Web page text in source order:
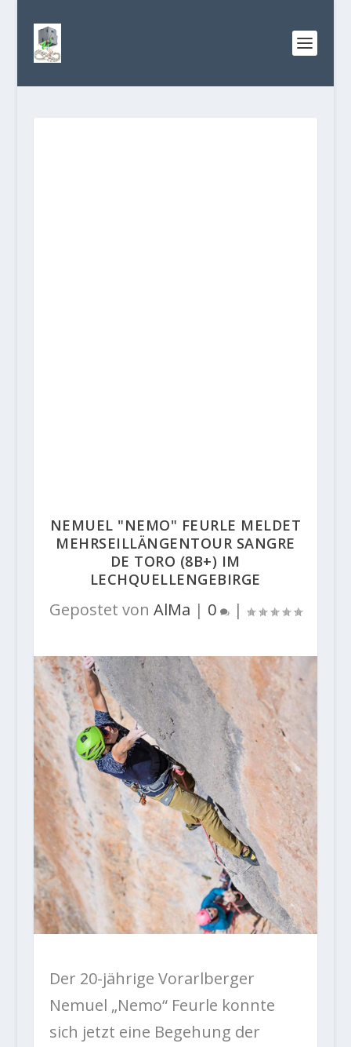
NEMUEL "NEMO" FEURLE MELDET
MEHRSEILLÄNGENTOUR SANGRE
DE TORO (8B+) IM
LECHQUELLENGEBIRGE
Gepostet von AlMa | 0 |
Der 20-jährige Vorarlberger
Nemuel „Nemo“ Feurle konnte
sich jetzt eine Begehung der